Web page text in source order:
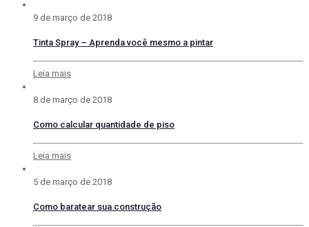
9 de março de 2018
Tinta Spray – Aprenda você mesmo a pintar
Leia mais
8 de março de 2018
Como calcular quantidade de piso
Leia mais
5 de março de 2018
Como baratear sua construção